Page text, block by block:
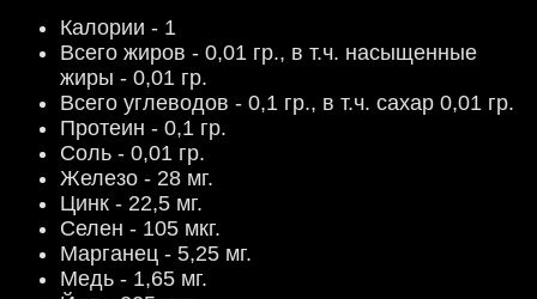
Калории - 1
Всего жиров - 0,01 гр., в т.ч. насыщенные
жиры - 0,01 гр.
Всего углеводов - 0,1 гр., в т.ч. сахар 0,01 гр.
Протеин - 0,1 гр.
Соль - 0,01 гр.
Железо - 28 мг.
Цинк - 22,5 мг.
Селен - 105 мкг.
Марганец - 5,25 мг.
Медь - 1,65 мг.